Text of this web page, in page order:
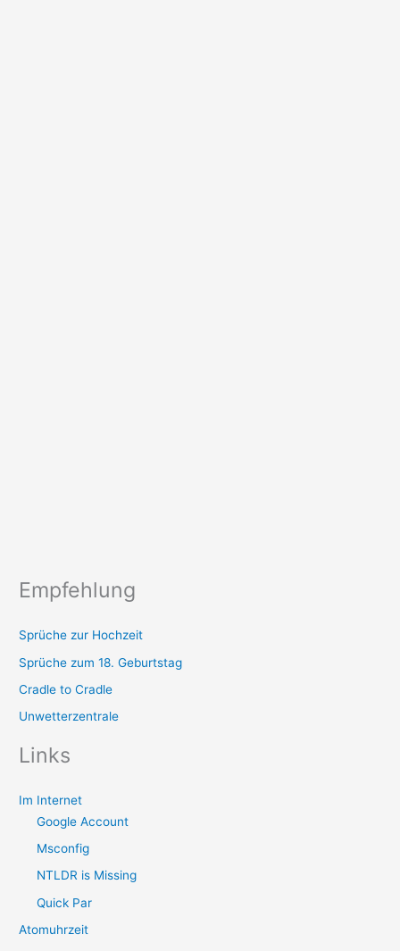
Empfehlung
Sprüche zur Hochzeit
Sprüche zum 18. Geburtstag
Cradle to Cradle
Unwetterzentrale
Links
Im Internet
Google Account
Msconfig
NTLDR is Missing
Quick Par
Atomuhrzeit